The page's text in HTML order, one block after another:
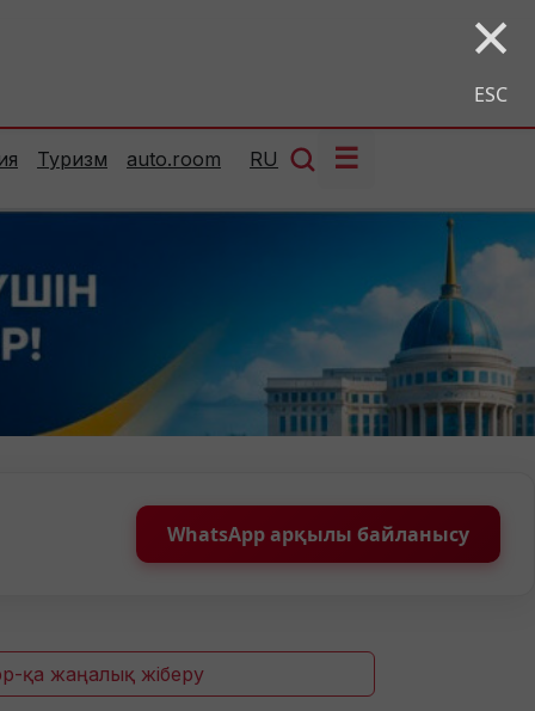
×
ESC
Туризм auto.room RU ☰
WhatsApp арқылы байланысу
қа жаңалық жіберу